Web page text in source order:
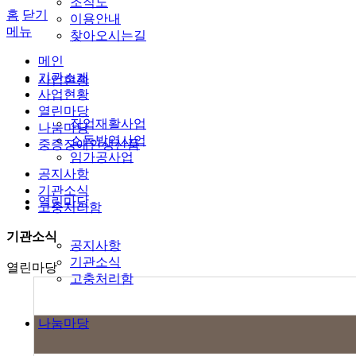
이용안내
찾아오시는길
사업현황
직업재활사업
소독방역사업
임가공사업
열린마당
공지사항
기관소식
고충처리함
나눔마당
홈 닫기
메뉴
메인
기관소개
사업현황
열린마당
나눔마당
중증장애인생산품
공지사항
기관소식
고충처리함
기관소식
열린마당